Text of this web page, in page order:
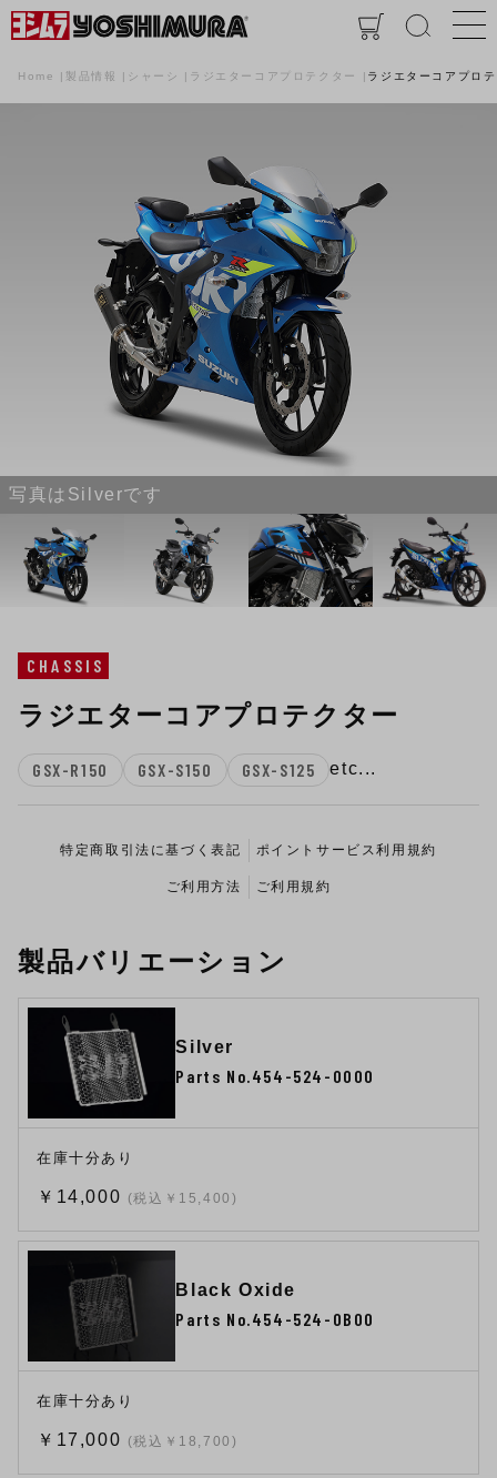
Home 製品情報 シャーシ ラジエターコアプロテクター ラジエターコアプロ
写真はSilverです
CHASSIS
ラジエターコアプロテクター
GSX-R150 GSX-S150 GSX-S125 etc...
特定商取引法に基づく表記 ポイントサービス利用規約
ご利用方法 ご利用規約
製品バリエーション
Silver
Parts No.454-524-0000
在庫十分あり
￥14,000 (税込￥15,400)
Black Oxide
Parts No.454-524-0B00
在庫十分あり
￥17,000 (税込￥18,700)